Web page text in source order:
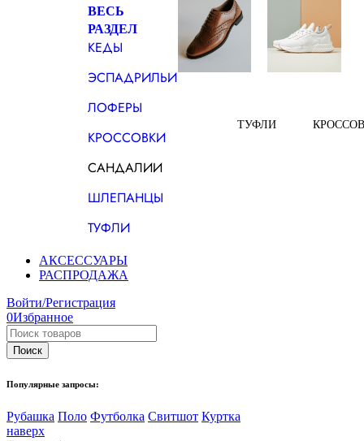
ВЕСЬ
РАЗДЕЛ
КЕДЫ
ЭСПАДРИЛЬИ
ЛОФЕРЫ
КРОССОВКИ
САНДАЛИИ
ШЛЕПАНЦЫ
ТУФЛИ
ТУФЛИ
АКСЕССУАРЫ
РАСПРОДАЖА
Войти/Регистрация
0Избранное
Популярные запросы:
Рубашка Поло Футболка Свитшот Куртка
наверх